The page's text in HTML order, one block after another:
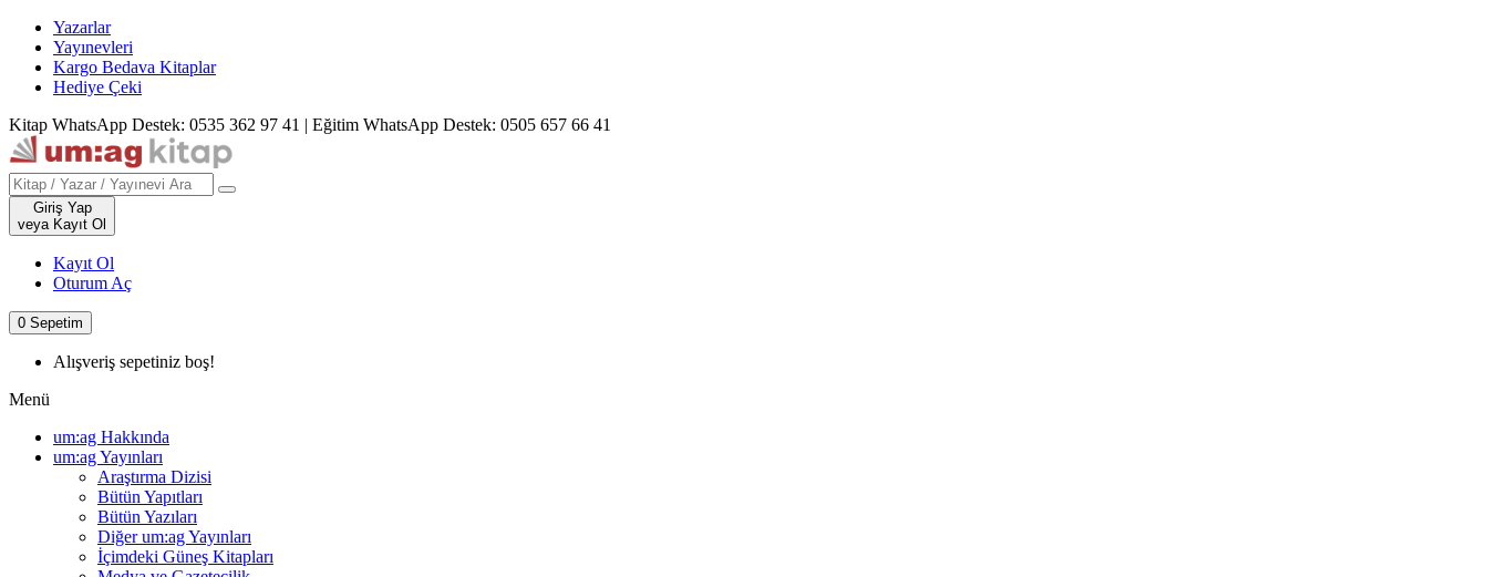
Yazarlar
Yayınevleri
Kargo Bedava Kitaplar
Hediye Çeki
Kitap WhatsApp Destek: 0535 362 97 41 | Eğitim WhatsApp Destek: 0505 657 66 41
Giriş Yap
veya Kayıt Ol
Kayıt Ol
Oturum Aç
0 Sepetim
Alışveriş sepetiniz boş!
Menü
um:ag Hakkında
um:ag Yayınları
Araştırma Dizisi
Bütün Yapıtları
Bütün Yazıları
Diğer um:ag Yayınları
İçimdeki Güneş Kitapları